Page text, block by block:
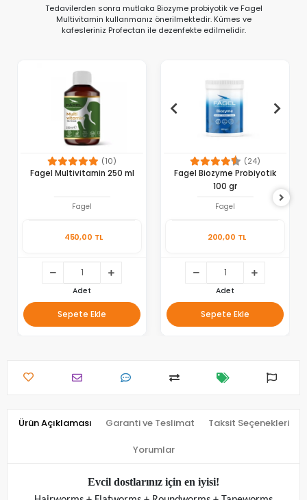
Tedavilerden sonra mutlaka Biozyme probiyotik ve Fagel
Multivitamin kullanmanız önerilmektedir. Kümes ve
kafesleriniz Profectan ile dezenfekte edilmelidir.
(10)
Fagel Multivitamin 250 ml
Fagel
450,00 TL
Adet
Sepete Ekle
(24)
Fagel Biozyme Probiyotik
100 gr
Fagel
200,00 TL
Adet
Sepete Ekle
Ürün Açıklaması Garanti ve Teslimat Taksit Seçenekleri
Yorumlar
Evcil dostlarınız için en iyisi!